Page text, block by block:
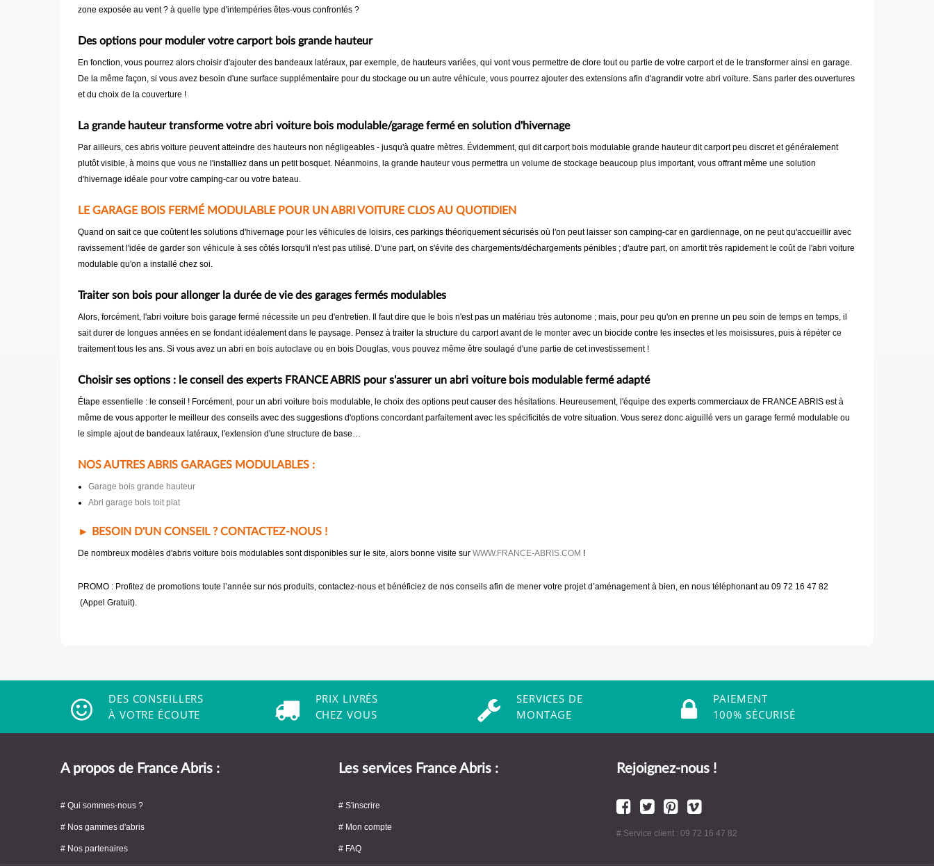
zone exposée au vent ? à quelle type d'intempéries êtes-vous confrontés ?
Des options pour moduler votre carport bois grande hauteur
En fonction, vous pourrez alors choisir d'ajouter des bandeaux latéraux, par exemple, de hauteurs variées, qui vont vous permettre de clore tout ou partie de votre carport et de le transformer ainsi en garage.
De la même façon, si vous avez besoin d'une surface supplémentaire pour du stockage ou un autre véhicule, vous pourrez ajouter des extensions afin d'agrandir votre abri voiture. Sans parler des ouvertures
et du choix de la couverture !
La grande hauteur transforme votre abri voiture bois modulable/garage fermé en solution d'hivernage
Par ailleurs, ces abris voiture peuvent atteindre des hauteurs non négligeables - jusqu'à quatre mètres. Évidemment, qui dit carport bois modulable grande hauteur dit carport peu discret et généralement
plutôt visible, à moins que vous ne l'installiez dans un petit bosquet. Néanmoins, la grande hauteur vous permettra un volume de stockage beaucoup plus important, vous offrant même une solution
d'hivernage idéale pour votre camping-car ou votre bateau.
LE GARAGE BOIS FERMÉ MODULABLE POUR UN ABRI VOITURE CLOS AU QUOTIDIEN
Quand on sait ce que coûtent les solutions d'hivernage pour les véhicules de loisirs, ces parkings théoriquement sécurisés où l'on peut laisser son camping-car en gardiennage, on ne peut qu'accueillir avec
ravissement l'idée de garder son véhicule à ses côtés lorsqu'il n'est pas utilisé. D'une part, on s'évite des chargements/déchargements pénibles ; d'autre part, on amortit très rapidement le coût de l'abri voiture
modulable qu'on a installé chez soi.
Traiter son bois pour allonger la durée de vie des garages fermés modulables
Alors, forcément, l'abri voiture bois garage fermé nécessite un peu d'entretien. Il faut dire que le bois n'est pas un matériau très autonome ; mais, pour peu qu'on en prenne un peu soin de temps en temps, il
sait durer de longues années en se fondant idéalement dans le paysage. Pensez à traiter la structure du carport avant de le monter avec un biocide contre les insectes et les moisissures, puis à répéter ce
traitement tous les ans. Si vous avez un abri en bois autoclave ou en bois Douglas, vous pouvez même être soulagé d'une partie de cet investissement !
Choisir ses options : le conseil des experts FRANCE ABRIS pour s'assurer un abri voiture bois modulable fermé adapté
Étape essentielle : le conseil ! Forcément, pour un abri voiture bois modulable, le choix des options peut causer des hésitations. Heureusement, l'équipe des experts commerciaux de FRANCE ABRIS est à
même de vous apporter le meilleur des conseils avec des suggestions d'options concordant parfaitement avec les spécificités de votre situation. Vous serez donc aiguillé vers un garage fermé modulable ou
le simple ajout de bandeaux latéraux, l'extension d'une structure de base…
NOS AUTRES ABRIS GARAGES MODULABLES :
Garage bois grande hauteur
Abri garage bois toit plat
► BESOIN D'UN CONSEIL ? CONTACTEZ-NOUS !
De nombreux modèles d'abris voiture bois modulables sont disponibles sur le site, alors bonne visite sur WWW.FRANCE-ABRIS.COM !
PROMO : Profitez de promotions toute l’année sur nos produits, contactez-nous et bénéficiez de nos conseils afin de mener votre projet d’aménagement à bien, en nous téléphonant au 09 72 16 47 82
(Appel Gratuit).
DES CONSEILLERS
À VOTRE ÉCOUTE
PRIX LIVRÉS
CHEZ VOUS
SERVICES DE
MONTAGE
PAIEMENT
100% SÉCURISÉ
A propos de France Abris :
# Qui sommes-nous ?
# Nos gammes d'abris
# Nos partenaires
Les services France Abris :
# S'inscrire
# Mon compte
# FAQ
Rejoignez-nous !
# Service client : 09 72 16 47 82